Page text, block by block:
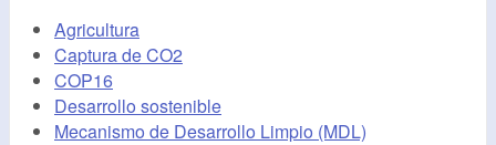
Agricultura
Captura de CO2
COP16
Desarrollo sostenible
Mecanismo de Desarrollo Limpio (MDL)